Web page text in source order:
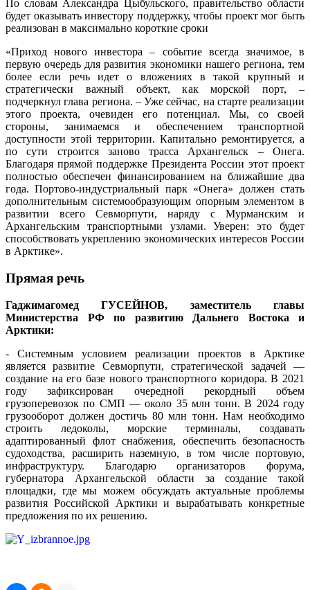
По словам Александра Цыбульского, правительство области
будет оказывать инвестору поддержку, чтобы проект мог быть
реализован в максимально короткие сроки
«Приход нового инвестора – событие всегда значимое, в
первую очередь для развития экономики нашего региона, тем
более если речь идет о вложениях в такой крупный и
стратегически важный объект, как морской порт, –
подчеркнул глава региона. – Уже сейчас, на старте реализации
этого проекта, очевиден его потенциал. Мы, со своей
стороны, занимаемся и обеспечением транспортной
доступности этой территории. Капитально ремонтируется, а
по сути строится заново трасса Архангельск – Онега.
Благодаря прямой поддержке Президента России этот проект
полностью обеспечен финансированием на ближайшие два
года. Портово-индустриальный парк «Онега» должен стать
дополнительным системообразующим опорным элементом в
развитии всего Севморпути, наряду с Мурманским и
Архангельским транспортными узлами. Уверен: это будет
способствовать укреплению экономических интересов России
в Арктике».
Прямая речь
Гаджимагомед ГУСЕЙНОВ, заместитель главы
Министерства РФ по развитию Дальнего Востока и
Арктики:
- Системным условием реализации проектов в Арктике
является развитие Севморпути, стратегической задачей —
создание на его базе нового транспортного коридора. В 2021
году зафиксирован очередной рекордный объем
грузоперевозок по СМП — около 35 млн тонн. В 2024 году
грузооборот должен достичь 80 млн тонн. Нам необходимо
строить ледоколы, морские терминалы, создавать
адаптированный флот снабжения, обеспечить безопасность
судоходства, расширить наземную, в том числе портовую,
инфраструктуру. Благодарю организаторов форума,
губернатора Архангельской области за создание такой
площадки, где мы можем обсуждать актуальные проблемы
развития Российской Арктики и вырабатывать конкретные
предложения по их решению.